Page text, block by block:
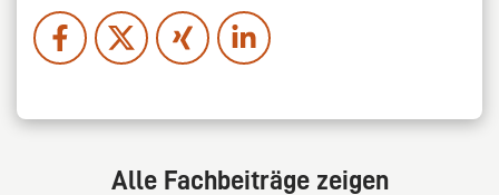
Alle Fachbeiträge zeigen